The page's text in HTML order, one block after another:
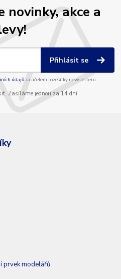
novinky, akce a
Přihlásit se
údajůza účelem rozesílky newsletteru.
Zasíláme jednou za 14 dní.
prvek modelářů